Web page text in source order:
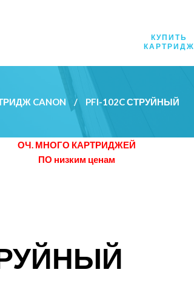
КУПИТЬ
КАРТРИДЖ
CANON / PFI-102C СТРУЙНЫЙ
ОЧ. МНОГО КАРТРИДЖЕЙ
ПО низким ценам